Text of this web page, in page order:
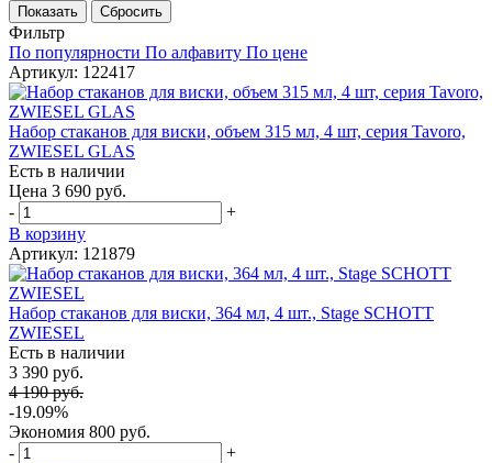
Фильтр
По популярности По алфавиту По цене
Артикул: 122417
Набор стаканов для виски, объем 315 мл, 4 шт, серия Tavoro,
ZWIESEL GLAS
Есть в наличии
Цена 3 690 руб.
-
+
В корзину
Артикул: 121879
Набор стаканов для виски, 364 мл, 4 шт., Stage SCHOTT
ZWIESEL
Есть в наличии
3 390 руб.
4 190 руб.
-19.09%
Экономия 800 руб.
-
+